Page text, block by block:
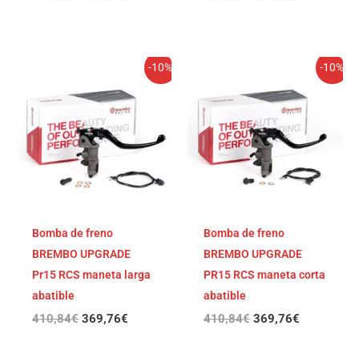
-10%
Bomba de freno
BREMBO UPGRADE
Pr15 RCS maneta larga
abatible
410,84€
original
410,84€.
369,76€
precio
actual
es:
369,76€.
-10%
Bomba de freno
BREMBO UPGRADE
PR15 RCS maneta corta
abatible
410,84€
original
410,84€.
369,76€
precio
actual
es:
369,76€.